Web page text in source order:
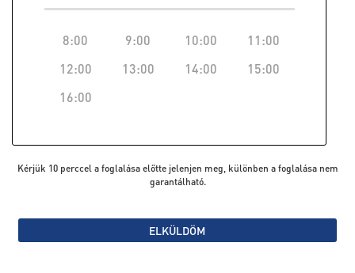
8:00 9:00 10:00
11:00
12:00
13:00 14:00
15:00
16:00
Kérjük 10 perccel a foglalása előtte jelenjen meg, különben a foglalása nem
garantálható.
ELKÜLDÖM